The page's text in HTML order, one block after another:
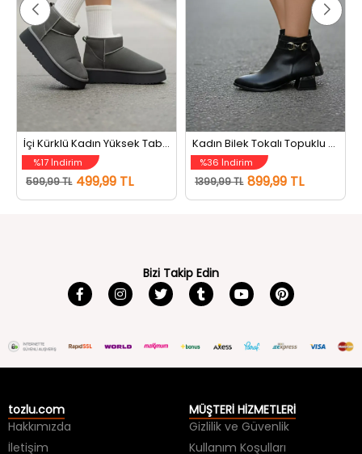
İçi Kürklü Kadın Yüksek Taban Bot Füme
%17 İndirim
599,99 TL 499,99 TL
Kadın Bilek Tokalı Topuklu Bot Siyah
%36 İndirim
1399,99 TL 899,99 TL
Bizi Takip Edin
tozlu.com
Hakkımızda
İletişim
MÜŞTERİ HİZMETLERİ
Gizlilik ve Güvenlik
Kullanım Koşulları